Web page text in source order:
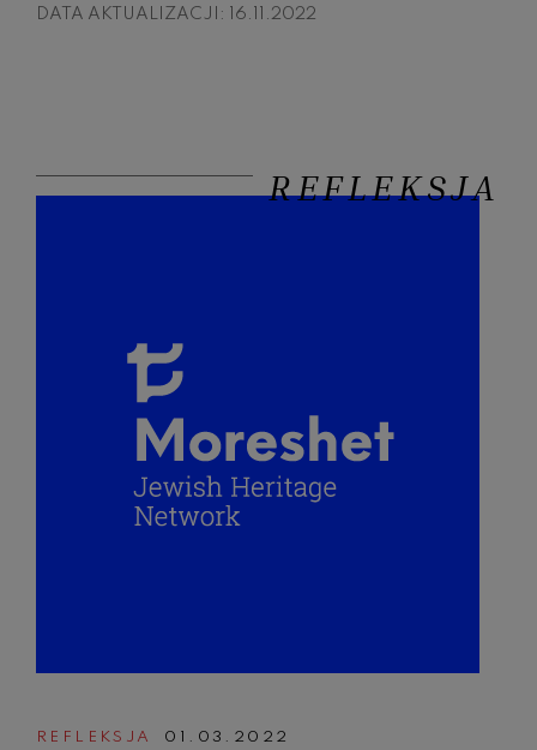
DATA AKTUALIZACJI: 16.11.2022
REFLEKSJA
REFLEKSJA 01.03.2022